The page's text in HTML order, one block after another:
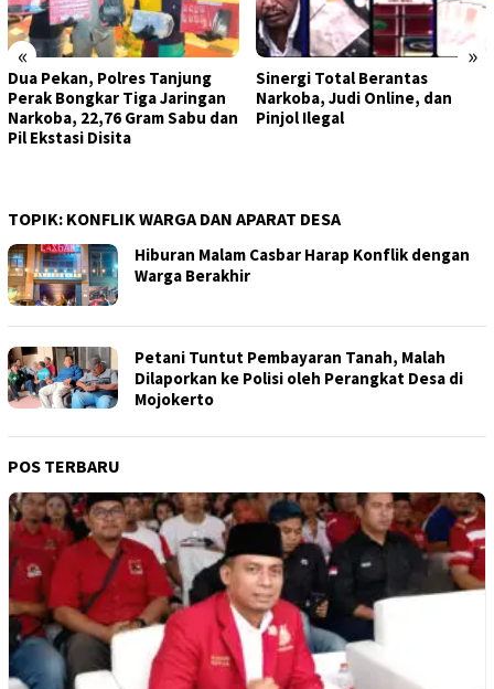
« »
Dua Pekan, Polres Tanjung
Perak Bongkar Tiga Jaringan
Narkoba, 22,76 Gram Sabu dan
Pil Ekstasi Disita
Sinergi Total Berantas
Narkoba, Judi Online, dan
Pinjol Ilegal
TOPIK: KONFLIK WARGA DAN APARAT DESA
Hiburan Malam Casbar Harap Konflik dengan
Warga Berakhir
Petani Tuntut Pembayaran Tanah, Malah
Dilaporkan ke Polisi oleh Perangkat Desa di
Mojokerto
POS TERBARU